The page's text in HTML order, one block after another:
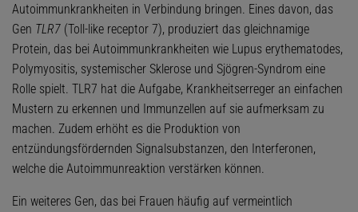
Autoimmunkrankheiten in Verbindung bringen. Eines davon, das
Gen TLR7 (Toll-like receptor 7), produziert das gleichnamige
Protein, das bei Autoimmunkrankheiten wie Lupus erythematodes,
Polymyositis, systemischer Sklerose und Sjögren-Syndrom eine
Rolle spielt. TLR7 hat die Aufgabe, Krankheitserreger an einfachen
Mustern zu erkennen und Immunzellen auf sie aufmerksam zu
machen. Zudem erhöht es die Produktion von
entzündungsfördernden Signalsubstanzen, den Interferonen,
welche die Autoimmunreaktion verstärken können.
Ein weiteres Gen, das bei Frauen häufig auf vermeintlich